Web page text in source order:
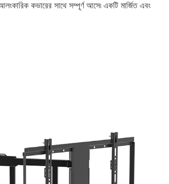
কভারের সাথে সম্পূর্ণ আসে৷ একটি মার্জিত এবং